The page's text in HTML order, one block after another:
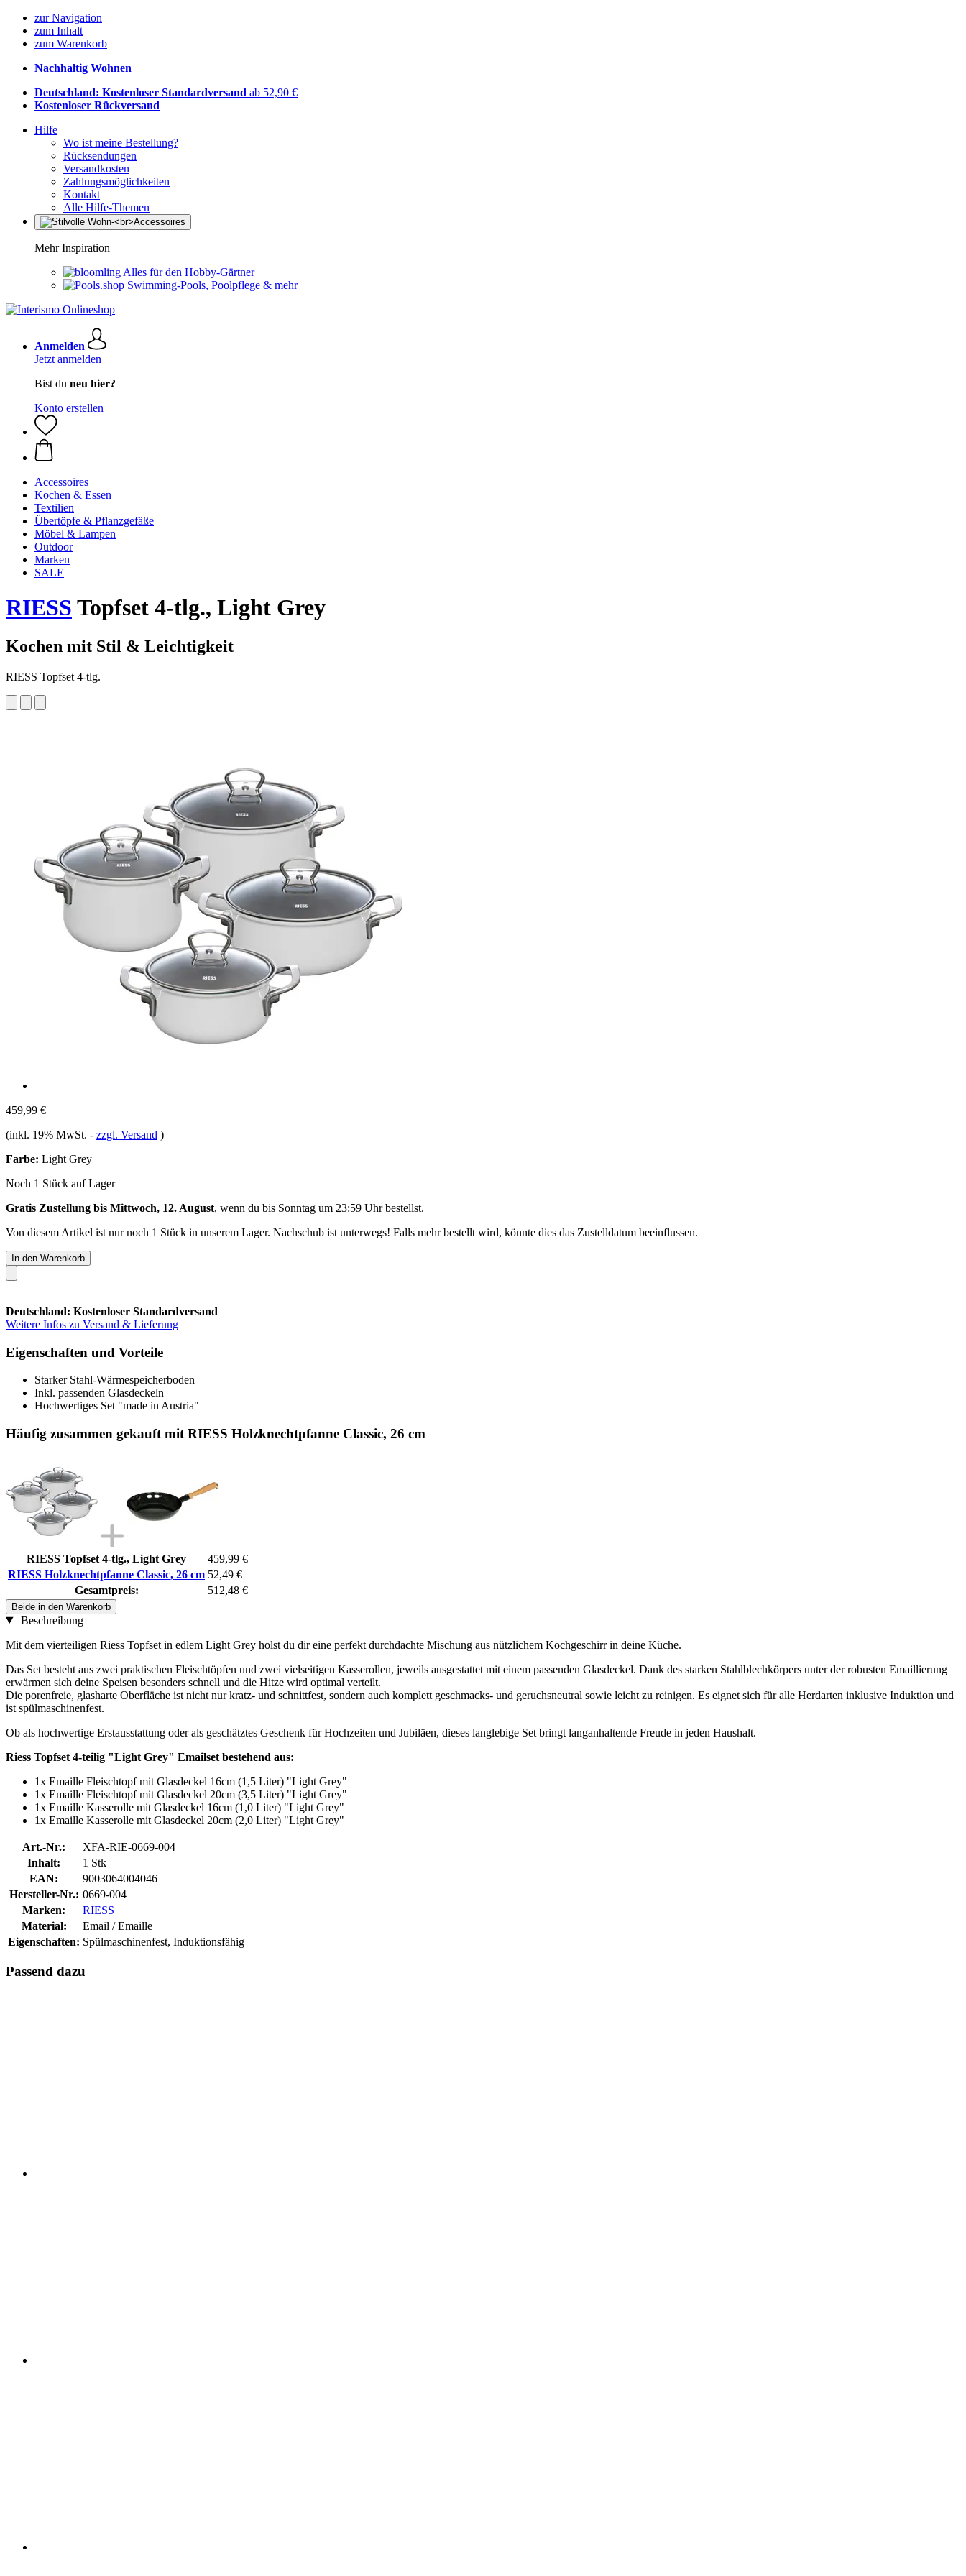
zur Navigation
zum Inhalt
zum Warenkorb
Nachhaltig Wohnen
Deutschland: Kostenloser Standardversand ab 52,90 €
Kostenloser Rückversand
Hilfe
Wo ist meine Bestellung?
Rücksendungen
Versandkosten
Zahlungsmöglichkeiten
Kontakt
Alle Hilfe-Themen
Mehr Inspiration
Alles für den Hobby-Gärtner
Swimming-Pools, Poolpflege & mehr
Anmelden
Jetzt anmelden
Bist du neu hier?
Konto erstellen
Accessoires
Kochen & Essen
Textilien
Übertöpfe & Pflanzgefäße
Möbel & Lampen
Outdoor
Marken
SALE
RIESS Topfset 4-tlg., Light Grey
Kochen mit Stil & Leichtigkeit
RIESS Topfset 4-tlg.
459,99 €
(inkl. 19% MwSt. - zzgl. Versand )
Farbe: Light Grey
Noch 1 Stück auf Lager
Gratis Zustellung bis Mittwoch, 12. August, wenn du bis Sonntag um 23:59 Uhrbestellst.
Von diesem Artikel ist nur noch 1 Stück in unserem Lager. Nachschub ist unterwegs! Falls mehr bestellt wird, könnte dies das Zustelldatum beeinflussen.
In den Warenkorb
Deutschland: Kostenloser Standardversand
Weitere Infos zu Versand & Lieferung
Eigenschaften und Vorteile
Starker Stahl-Wärmespeicherboden
Inkl. passenden Glasdeckeln
Hochwertiges Set "made in Austria"
Häufig zusammen gekauft mit RIESS Holzknechtpfanne Classic, 26 cm
RIESS Topfset 4-tlg., Light Grey
459,99 €
RIESS Holzknechtpfanne Classic, 26 cm 52,49 €
Gesamtpreis:
512,48 €
Beide in den Warenkorb
Beschreibung
Mit dem vierteiligen Riess Topfset in edlem Light Grey holst du dir eine perfekt durchdachte Mischung aus nützlichem Kochgeschirr in deine Küche.
Das Set besteht aus zwei praktischen Fleischtöpfen und zwei vielseitigen Kasserollen, jeweils ausgestattet mit einem passenden Glasdeckel. Dank des starken Stahlblechkörpers unter der robusten Emaillierung
erwärmen sich deine Speisen besonders schnell und die Hitze wird optimal verteilt.
Die porenfreie, glasharte Oberfläche ist nicht nur kratz- und schnittfest, sondern auch komplett geschmacks- und geruchsneutral sowie leicht zu reinigen. Es eignet sich für alle Herdarten inklusive Induktion und
ist spülmaschinenfest.
Ob als hochwertige Erstausstattung oder als geschätztes Geschenk für Hochzeiten und Jubiläen, dieses langlebige Set bringt langanhaltende Freude in jeden Haushalt.
Riess Topfset 4-teilig "Light Grey" Emailset bestehend aus:
1x Emaille Fleischtopf mit Glasdeckel 16cm (1,5 Liter) "Light Grey"
1x Emaille Fleischtopf mit Glasdeckel 20cm (3,5 Liter) "Light Grey"
1x Emaille Kasserolle mit Glasdeckel 16cm (1,0 Liter) "Light Grey"
1x Emaille Kasserolle mit Glasdeckel 20cm (2,0 Liter) "Light Grey"
Art.-Nr.:
XFA-RIE-0669-004
Inhalt:
1 Stk
EAN:
9003064004046
Hersteller-Nr.: 0669-004
Marken:
RIESS
Material:
Email / Emaille
Eigenschaften: Spülmaschinenfest, Induktionsfähig
Passend dazu